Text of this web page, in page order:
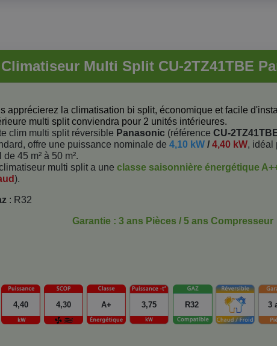
Climatiseur Multi Split CU-2TZ41TBE
apprécierez la climatisation bi split, économique et facile
multi split conviendra pour 2 unités intérieures.
clim multi split réversible Panasonic (référence CU-
offre une puissance nominale de 4,10 kW / 4,40 kW, idéal
de 45 m² à 50 m².
multi split a une classe saisonnière énergétique
).
: R32
Garantie : 3 ans Pièces / 5 ans Compresseur
3
4,40 3,75
4,30 A+ R32